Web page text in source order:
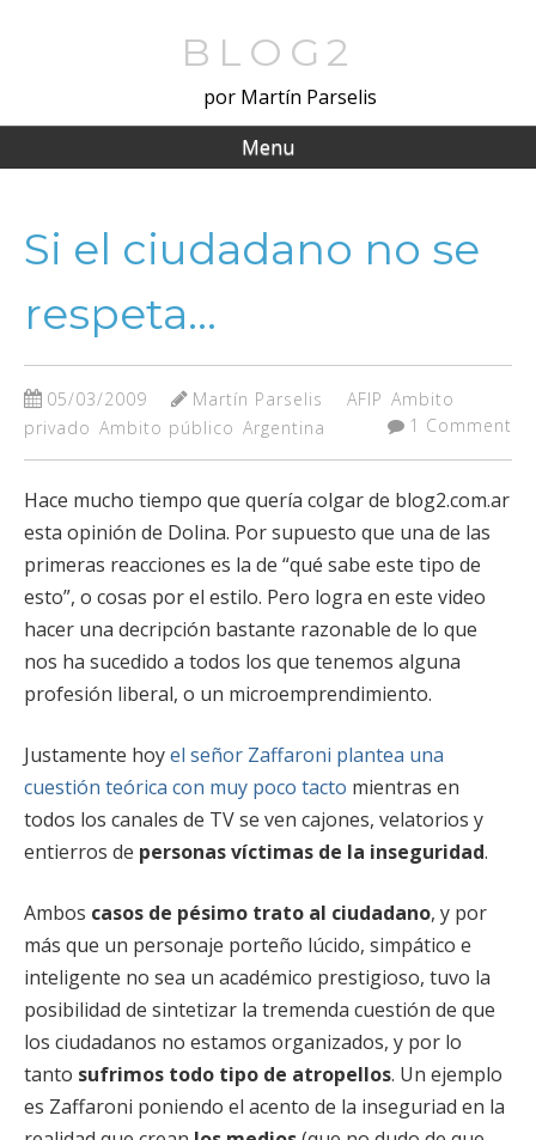
BLOG2
por Martín Parselis
Menu
Si el ciudadano no se
respeta…
05/03/2009 Martín Parselis AFIP Ambito
privado Ambito público Argentina 1 Comment
Hace mucho tiempo que quería colgar de blog2.com.ar
esta opinión de Dolina. Por supuesto que una de las
primeras reacciones es la de “qué sabe este tipo de
esto”, o cosas por el estilo. Pero logra en este video
hacer una decripción bastante razonable de lo que
nos ha sucedido a todos los que tenemos alguna
profesión liberal, o un microemprendimiento.
Justamente hoyel señor Zaffaroni plantea una
cuestión teórica con muy poco tacto mientras en
todos los canales de TV se ven cajones, velatorios y
entierros de personas víctimas de la inseguridad.
Ambos casos de pésimo trato al ciudadano, y por
más que un personaje porteño lúcido, simpático e
inteligente no sea un académico prestigioso, tuvo la
posibilidad de sintetizar la tremenda cuestión de que
los ciudadanos no estamos organizados, y por lo
tanto sufrimos todo tipo de atropellos. Un ejemplo
es Zaffaroni poniendo el acento de la inseguriad en la